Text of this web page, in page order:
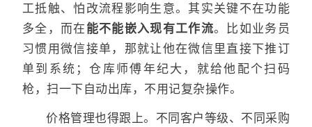
工抵触、怕改流程影响生意。其实关键不在功能
多全，而在 能不能嵌入现有工作流。比如业务员
习惯用微信接单，那就让他在微信里直接下推订
单到系统；仓库师傅年纪大，就给他配个扫码
枪，扫一下自动出库，不用记复杂操作。
价格管理也得跟上。不同客户等级、不同采购